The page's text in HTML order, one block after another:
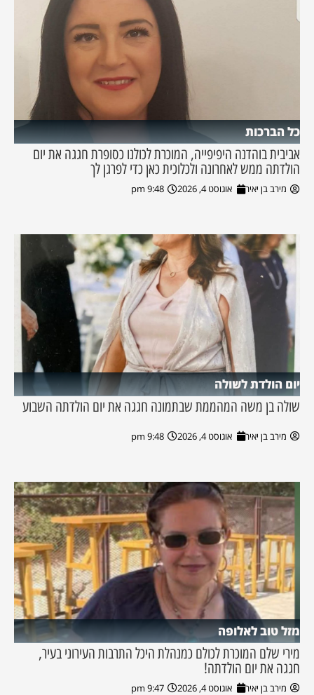
כל הברכות
אביבית בוהדנה היפיפייה, המוכרת לכולנו כסופרת חגגה את יום
הולדתה ממש לאחרונה ולכלוכית כאן כדי לפרגן לך
מירב בן יאיר אוגוסט 4, 2026 9:48 pm
יום הולדת לשולה
שולה בן משה המהממת שבתמונה חגגה את יום הולדתה השבוע
מירב בן יאיר אוגוסט 4, 2026 9:48 pm
מזל טוב לאלופה
מירי שלם המוכרת לכולם כמנהלת היכל התרבות העירוני בעיר,
חגגה את יום הולדתה!
מירב בן יאיר אוגוסט 4, 2026 9:47 pm